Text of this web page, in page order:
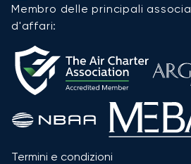
Membro delle principali
d'affari:
Termini e condizioni